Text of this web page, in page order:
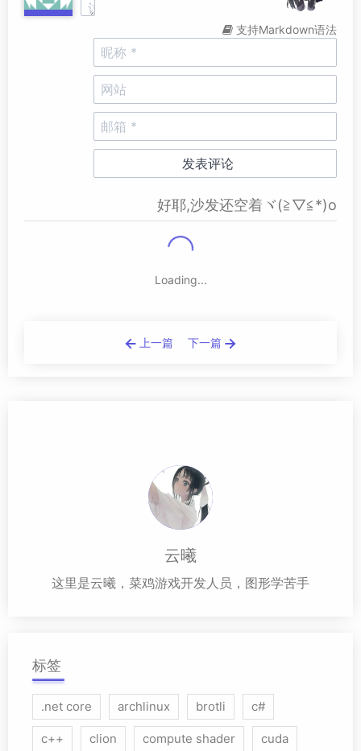
支持Markdown语法
好耶,沙发还空着ヾ(≧▽≦*)o
Loading...
上一篇 下一篇
云曦
这里是云曦，菜鸡游戏开发人员，图形学苦手
标签
.net core archlinux brotli c#
c++ clion compute shader cuda